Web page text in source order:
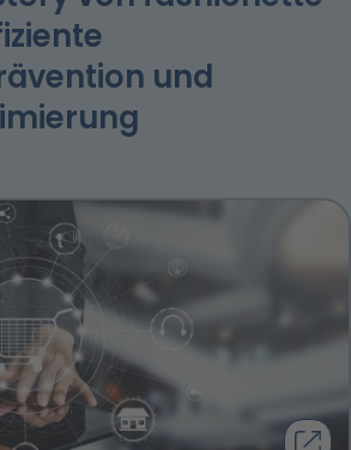
und